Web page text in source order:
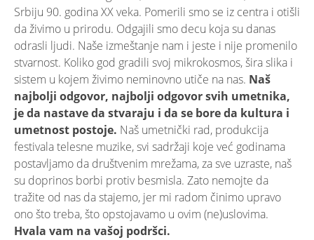
Srbiju 90. godina XX veka. Pomerili smo se iz centra i otišli
da živimo u prirodu. Odgajili smo decu koja su danas
odrasli ljudi. Naše izmeštanje nam i jeste i nije promenilo
stvarnost. Koliko god gradili svoj mikrokosmos, šira slika i
sistem u kojem živimo neminovno utiče na nas. Naš
najbolji odgovor, najbolji odgovor svih umetnika,
je da nastave da stvaraju i da se bore da kultura i
umetnost postoje. Naš umetnički rad, produkcija
festivala telesne muzike, svi sadržaji koje već godinama
postavljamo da društvenim mrežama, za sve uzraste, naš
su doprinos borbi protiv besmisla. Zato nemojte da
tražite od nas da stajemo, jer mi radom činimo upravo
ono što treba, što opstojavamo u ovim (ne)uslovima.
Hvala vam na vašoj podršci.